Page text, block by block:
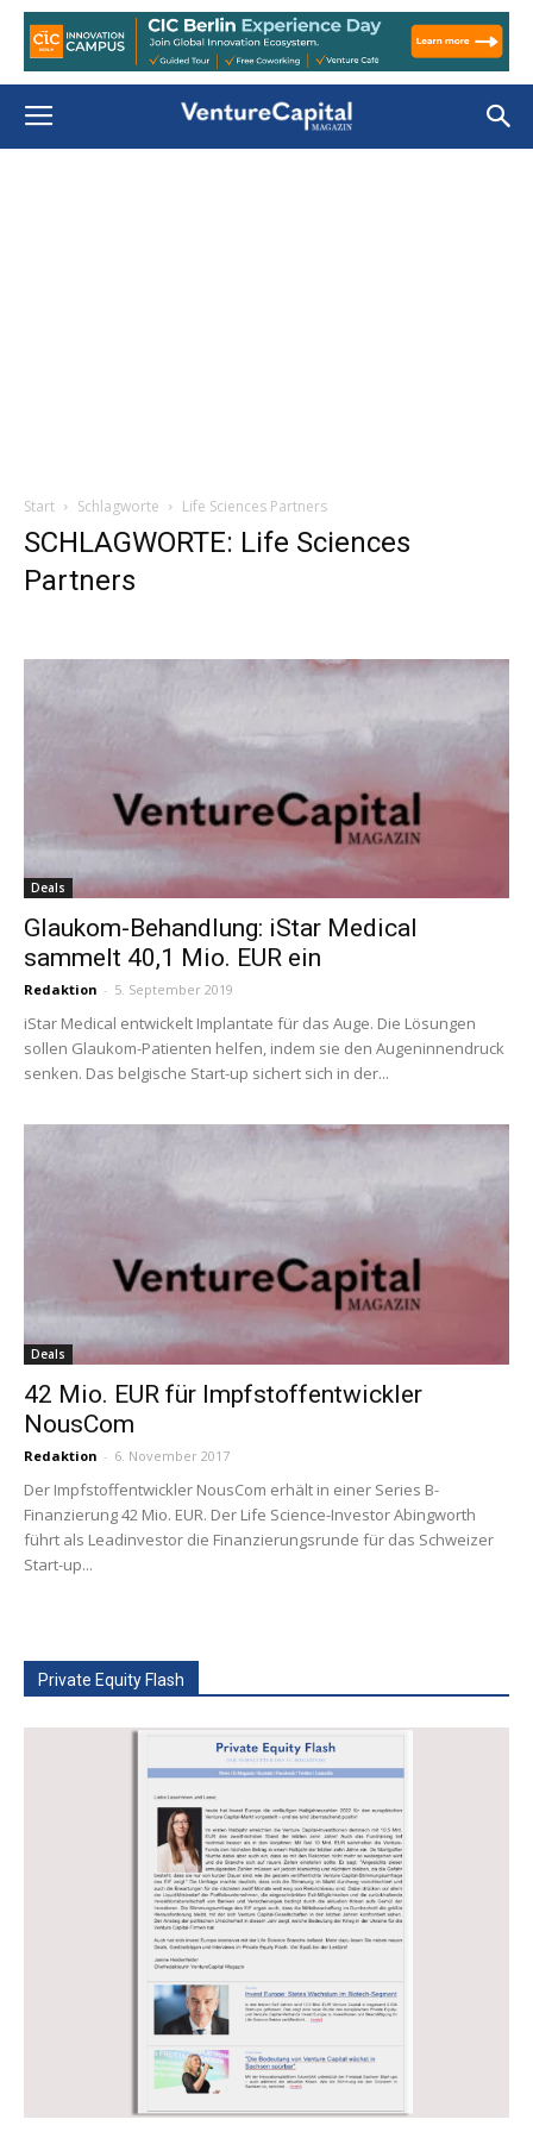
Start Schlagworte Life Sciences Partners
SCHLAGWORTE: Life Sciences
Partners
Deals
Glaukom-Behandlung: iStar Medical
sammelt 40,1 Mio. EUR ein
Redaktion - 5. September 2019
iStar Medical entwickelt Implantate für das Auge. Die Lösungen
sollen Glaukom-Patienten helfen, indem sie den Augeninnendruck
senken. Das belgische Start-up sichert sich in der...
Deals
42 Mio. EUR für Impfstoffentwickler
NousCom
Redaktion - 6. November 2017
Der Impfstoffentwickler NousCom erhält in einer Series B-
Finanzierung 42 Mio. EUR. Der Life Science-Investor Abingworth
führt als Leadinvestor die Finanzierungsrunde für das Schweizer
Start-up...
Private Equity Flash